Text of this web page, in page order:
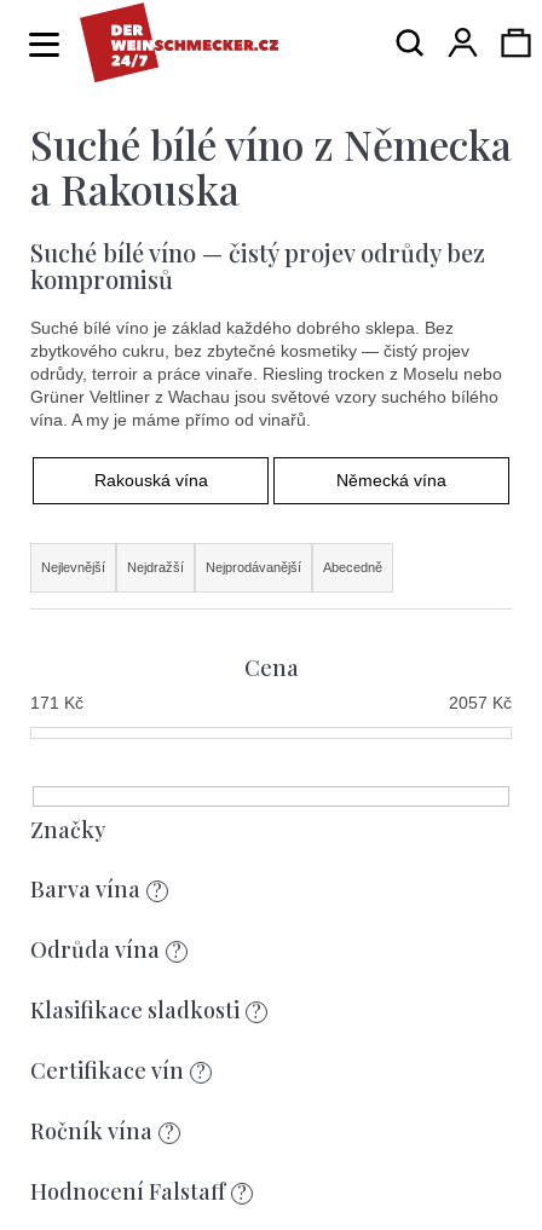
Hledat
Suché bílé víno z Německa
a Rakouska
Suché bílé víno — čistý projev odrůdy bez
kompromisů
Suché bílé víno je základ každého dobrého sklepa. Bez
zbytkového cukru, bez zbytečné kosmetiky — čistý projev
odrůdy, terroir a práce vinaře. Riesling trocken z Moselu nebo
Grüner Veltliner z Wachau jsou světové vzory suchého bílého
vína. A my je máme přímo od vinařů.
Rakouská vína Německá vína
Ř
a
n
p
r
o
u
k
ů
Nejlevnější Nejdražší Nejprodávanější Abecedně
Cena
171 Kč 2057 Kč
Značky
Barva vína ?
Odrůda vína ?
Klasifikace sladkosti ?
Certifikace vín ?
Ročník vína ?
Hodnocení Falstaff ?
Zpět
Zpět
C
o
o
t
ř
e
b
u
j
e
t
e
a
j
í
t
Hledat
o
o